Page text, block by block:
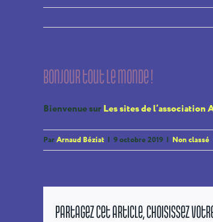
Bonjour tout le monde !
Bienvenue surLes sites de l’association
ParArnaud Béziat | 9 octobre 2019 | Non classé
Partagez cet article, Choisissez